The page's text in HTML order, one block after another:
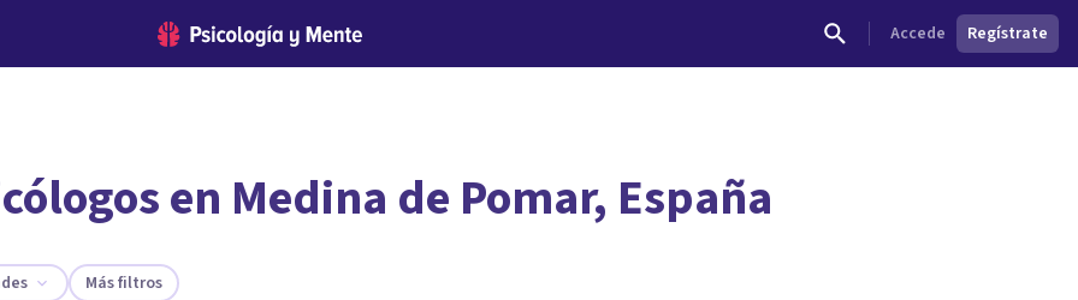
Accede Regístrate
el psicólogo adecuado?
en Medina de Pomar, España
Más filtros